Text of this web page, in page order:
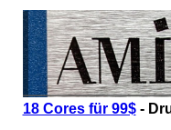
18 Cores für 99$-